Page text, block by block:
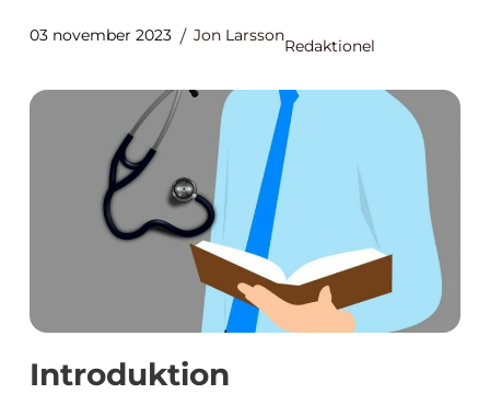
03 november 2023 Jon Larsson
Redaktionel
Introduktion